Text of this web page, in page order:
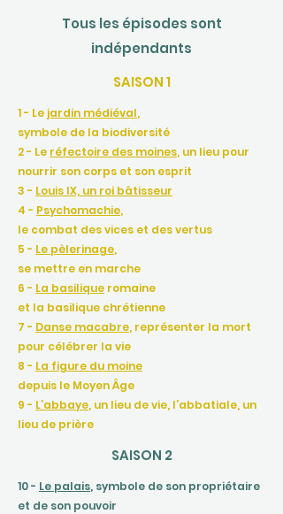
Tous les épisodes sont
indépendants
SAISON 1
1 - Le jardin médiéval,
symbole de la biodiversité
2 - Le réfectoire des moines, un lieu pour
nourrir son corps et son esprit
3 - Louis IX, un roi bâtisseur
4 - Psychomachie,
le combat des vices et des vertus
5 - Le pèlerinage,
se mettre en marche
6 - La basilique romaine
et la basilique chrétienne
7 - Danse macabre, représenter la mort
pour célébrer la vie
8 - La figure du moine
depuis le Moyen Âge
9 - L’abbaye, un lieu de vie, l’abbatiale, un
lieu de prière
SAISON 2
10 - Le palais, symbole de son propriétaire
et de son pouvoir